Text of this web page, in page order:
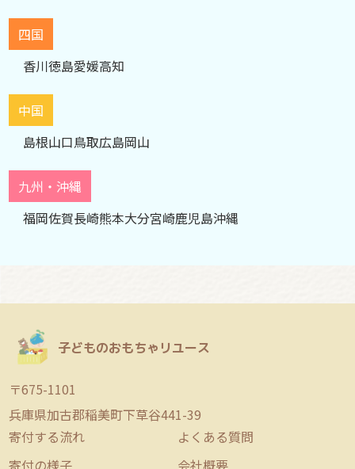
四国
香川徳島愛媛高知
中国
島根山口鳥取広島岡山
九州・沖縄
福岡佐賀長崎熊本大分宮崎鹿児島沖縄
子どものおもちゃリユース
〒675-1101
兵庫県加古郡稲美町下草谷441-39
寄付する流れ
寄付の様子
よくある質問
会社概要